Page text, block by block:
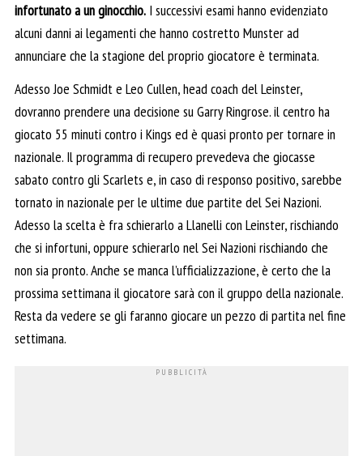
infortunato a un ginocchio. I successivi esami hanno evidenziato
alcuni danni ai legamenti che hanno costretto Munster ad
annunciare che la stagione del proprio giocatore è terminata.
Adesso Joe Schmidt e Leo Cullen, head coach del Leinster,
dovranno prendere una decisione su Garry Ringrose. il centro ha
giocato 55 minuti contro i Kings ed è quasi pronto per tornare in
nazionale. Il programma di recupero prevedeva che giocasse
sabato contro gli Scarlets e, in caso di responso positivo, sarebbe
tornato in nazionale per le ultime due partite del Sei Nazioni.
Adesso la scelta è fra schierarlo a Llanelli con Leinster, rischiando
che si infortuni, oppure schierarlo nel Sei Nazioni rischiando che
non sia pronto. Anche se manca l’ufficializzazione, è certo che la
prossima settimana il giocatore sarà con il gruppo della nazionale.
Resta da vedere se gli faranno giocare un pezzo di partita nel fine
settimana.